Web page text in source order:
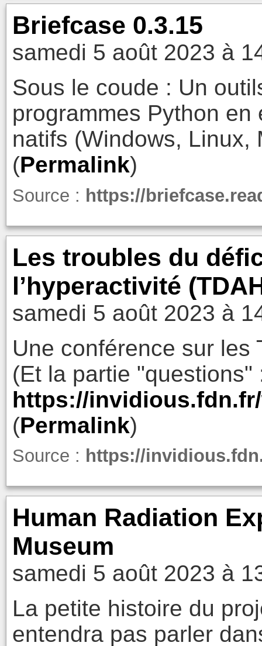
Briefcase 0.3.15
samedi 5 août 2023 à
Sous le coude : Un
programmes Python
natifs (Windows, Linux,
(Permalink)
Source : https://
Les troubles du
l’hyperactivité
samedi 5 août 2023 à
Une conférence sur les
(Et la partie "questions"
https://
(Permalink)
Source : https://
Human Radiation
Museum
samedi 5 août 2023 à
La petite histoire du
entendra pas parler